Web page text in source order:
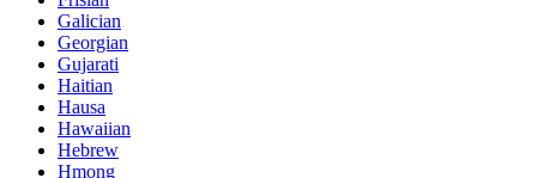
Galician
Georgian
Gujarati
Haitian
Hausa
Hawaiian
Hebrew
Hmong